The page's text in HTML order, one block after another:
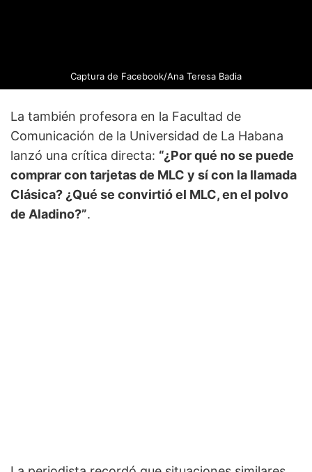
Captura de Facebook/Ana Teresa Badia
La también profesora en la Facultad de
Comunicación de la Universidad de La Habana
lanzó una crítica directa: “¿Por qué no se puede
comprar con tarjetas de MLC y sí con la llamada
Clásica? ¿Qué se convirtió el MLC, en el polvo
de Aladino?”.